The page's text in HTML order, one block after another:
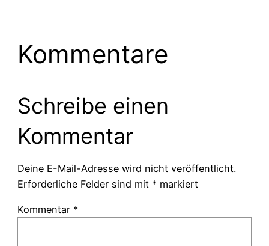
Kommentare
Schreibe einen
Kommentar
Deine E-Mail-Adresse wird nicht veröffentlicht.
Erforderliche Felder sind mit * markiert
Kommentar *